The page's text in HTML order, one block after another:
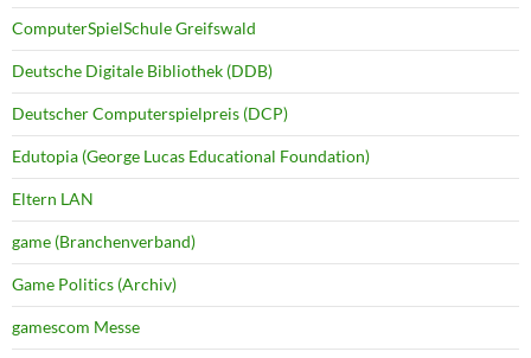
ComputerSpielSchule Greifswald
Deutsche Digitale Bibliothek (DDB)
Deutscher Computerspielpreis (DCP)
Edutopia (George Lucas Educational Foundation)
Eltern LAN
game (Branchenverband)
Game Politics (Archiv)
gamescom Messe